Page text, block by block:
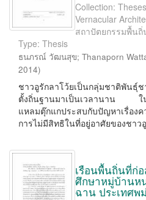
Collection:
Vernacular
สถาปัตยกรรมพื้นถิ่
Type: Thesis
ธนภรณ์ วัฒนสุข; Thanaporn
2014)
ชาวอูรักลาโว้ยเป็นกลุ่มชาติพันธุ์
ตั้งถิ่นฐานมาเป็นเวลานาน ใ
แหลมตุ๊กแกประสบกับปัญหาเรื่อง
การไม่มีสิทธิในที่อยู่อาศัยของชาว
เรือนพื้นถิ่นที่ก่
ศึกษาหมู่บ้านหน
ฉาน ประเทศพ